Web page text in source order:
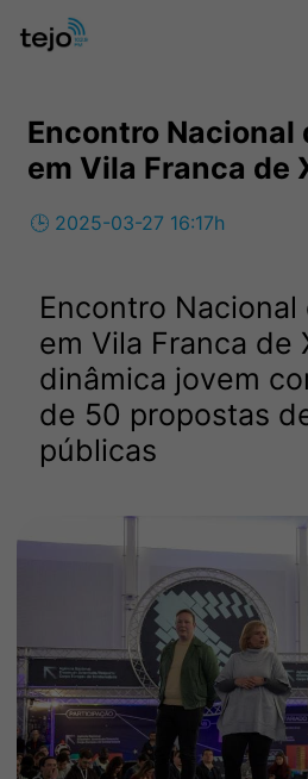
Encontro Nacional
em Vila Franca de
🕒 2025-03-27 16:17h
Encontro
em Vila Franca de
dinâmica jovem
de 50 propostas
públicas